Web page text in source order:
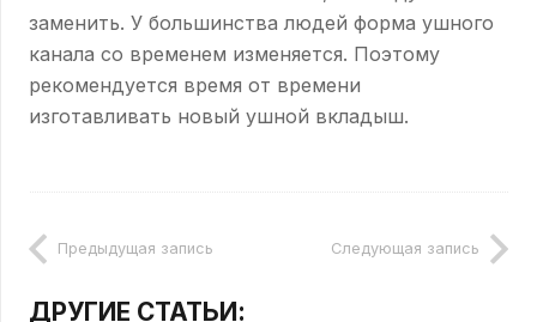
заменить. У большинства людей форма ушного
канала со временем изменяется. Поэтому
рекомендуется время от времени
изготавливать новый ушной вкладыш.
Предыдущая запись Следующая запись
ДРУГИЕ СТАТЬИ: